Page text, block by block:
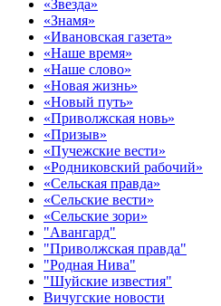
«Звезда»
«Знамя»
«Ивановская газета»
«Наше время»
«Наше слово»
«Новая жизнь»
«Новый путь»
«Приволжская новь»
«Призыв»
«Пучежские вести»
«Родниковский рабочий»
«Сельская правда»
«Сельские вести»
«Сельские зори»
"Авангард"
"Приволжская правда"
"Родная Нива"
"Шуйские известия"
Вичугские новости